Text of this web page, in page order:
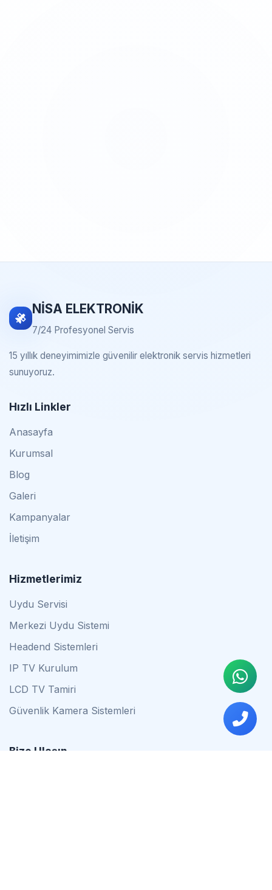
NİSA ELEKTRONİK
7/24 Profesyonel Servis
15 yıllık deneyimimizle güvenilir elektronik servis hizmetleri
sunuyoruz.
Hızlı Linkler
Anasayfa
Kurumsal
Blog
Galeri
Kampanyalar
İletişim
Hizmetlerimiz
Uydu Servisi
Merkezi Uydu Sistemi
Headend Sistemleri
IP TV Kurulum
LCD TV Tamiri
Güvenlik Kamera Sistemleri
Bize Ulaşın